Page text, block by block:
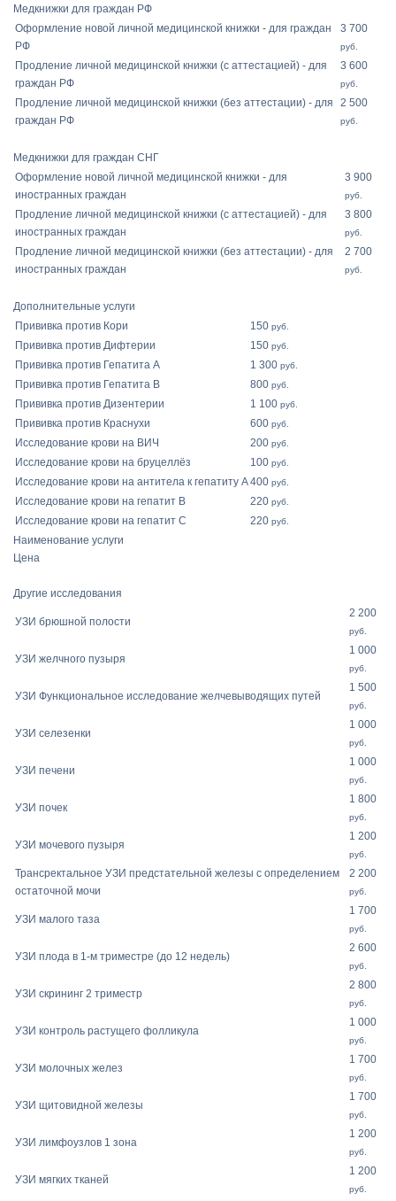
Медкнижки для граждан РФ
Оформление новой личной медицинской книжки - для граждан
РФ
3 700
руб.
Продление личной медицинской книжки (с аттестацией) - для
граждан РФ
3 600
руб.
Продление личной медицинской книжки (без аттестации) - для
граждан РФ
2 500
руб.
Медкнижки для граждан СНГ
Оформление новой личной медицинской книжки - для
иностранных граждан
3 900
руб.
Продление личной медицинской книжки (с аттестацией) - для
иностранных граждан
3 800
руб.
Продление личной медицинской книжки (без аттестации) - для
иностранных граждан
2 700
руб.
Дополнительные услуги
Прививка против Кори
150 руб.
Прививка против Дифтерии 150 руб.
Прививка против Гепатита А 1 300 руб.
Прививка против Гепатита B 800 руб.
Прививка против Дизентерии 1 100 руб.
Прививка против Краснухи 600 руб.
Исследование крови на ВИЧ 200 руб.
Исследование крови на бруцеллёз 100 руб.
Исследование крови на антитела к гепатиту А400 руб.
Исследование крови на гепатит В 220 руб.
Исследование крови на гепатит С 220 руб.
Наименование услуги
Цена
Другие исследования
УЗИ брюшной полости
2 200
руб.
УЗИ желчного пузыря
1 000
руб.
УЗИ Функциональное исследование желчевыводящих путей
1 500
руб.
УЗИ селезенки
1 000
руб.
УЗИ печени
1 000
руб.
УЗИ почек
1 800
руб.
УЗИ мочевого пузыря
1 200
руб.
Трансректальное УЗИ предстательной железы с определением
остаточной мочи
2 200
руб.
УЗИ малого таза
1 700
руб.
УЗИ плода в 1-м триместре (до 12 недель)
2 600
руб.
УЗИ скрининг 2 триместр
2 800
руб.
УЗИ контроль растущего фолликула
1 000
руб.
УЗИ молочных желез
1 700
руб.
УЗИ щитовидной железы
1 700
руб.
УЗИ лимфоузлов 1 зона
1 200
руб.
УЗИ мягких тканей
1 200
руб.